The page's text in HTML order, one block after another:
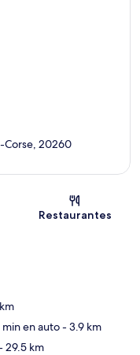
mapa
Corse, 20260
Restaurantes
min en auto- 3.9 km
29.5 km